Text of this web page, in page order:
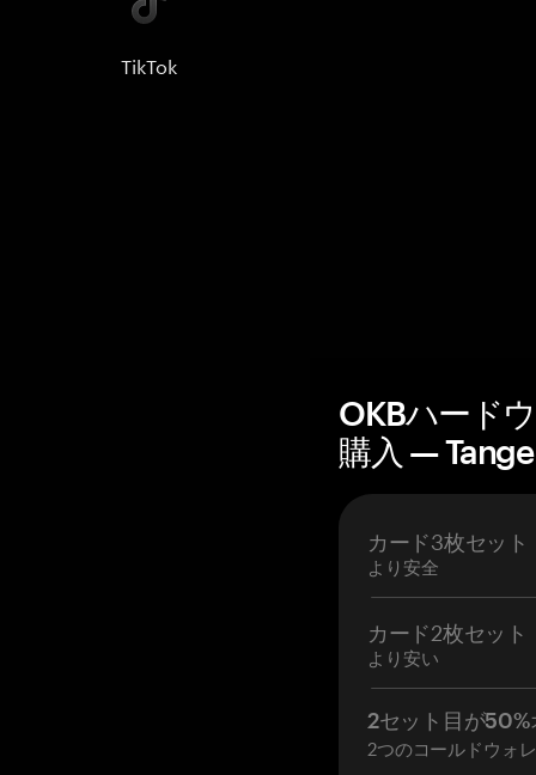
TikTok
OKBハード
購入 —
カード3枚セット
より安全
カード2枚セット
より安い
2セット目が50%
2つのコールドウォ